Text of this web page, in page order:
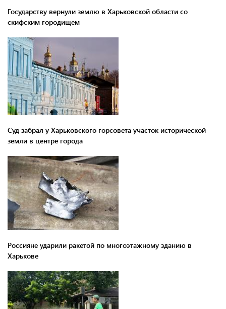
Государству вернули землю в Харьковской области со
скифским городищем
Суд забрал у Харьковского горсовета участок исторической
земли в центре города
Россияне ударили ракетой по многоэтажному зданию в
Харькове